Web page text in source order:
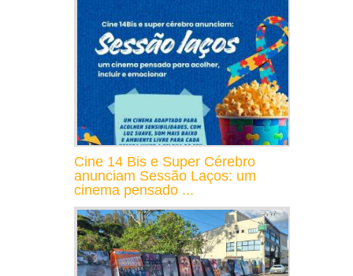
Cine 14 Bis e Super Cérebro
anunciam Sessão Laços: um
cinema pensado ...